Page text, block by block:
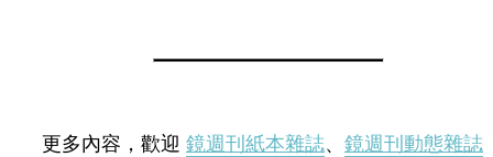
更多內容，歡迎 鏡週刊紙本雜誌、 鏡週刊動態雜誌